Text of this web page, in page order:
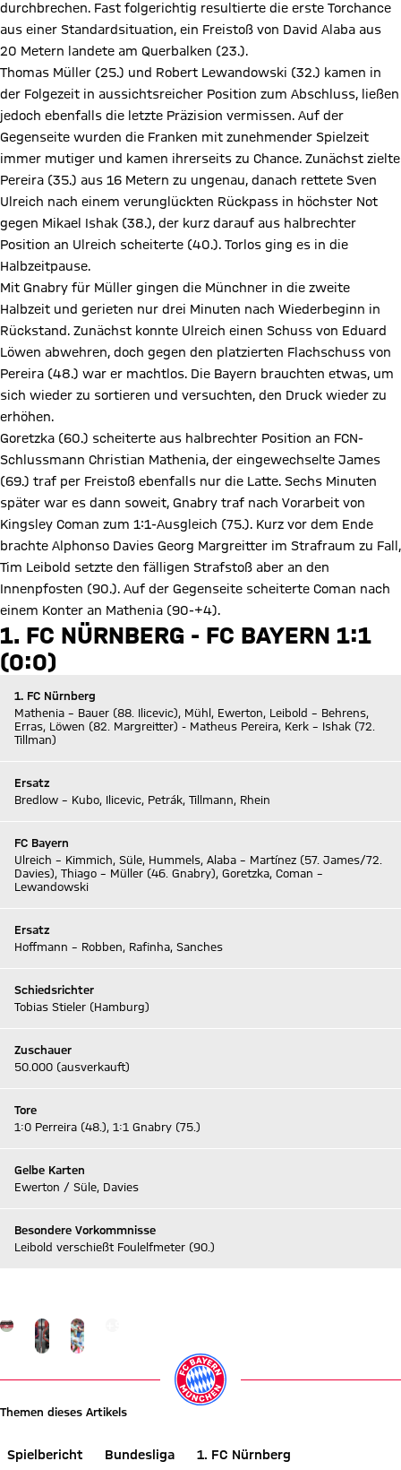
durchbrechen. Fast folgerichtig resultierte die erste Torchance
aus einer Standardsituation, ein Freistoß von David Alaba aus
20 Metern landete am Querbalken (23.).
Thomas Müller (25.) und Robert Lewandowski (32.) kamen in
der Folgezeit in aussichtsreicher Position zum Abschluss, ließen
jedoch ebenfalls die letzte Präzision vermissen. Auf der
Gegenseite wurden die Franken mit zunehmender Spielzeit
immer mutiger und kamen ihrerseits zu Chance. Zunächst zielte
Pereira (35.) aus 16 Metern zu ungenau, danach rettete Sven
Ulreich nach einem verunglückten Rückpass in höchster Not
gegen Mikael Ishak (38.), der kurz darauf aus halbrechter
Position an Ulreich scheiterte (40.). Torlos ging es in die
Halbzeitpause.
Mit Gnabry für Müller gingen die Münchner in die zweite
Halbzeit und gerieten nur drei Minuten nach Wiederbeginn in
Rückstand. Zunächst konnte Ulreich einen Schuss von Eduard
Löwen abwehren, doch gegen den platzierten Flachschuss von
Pereira (48.) war er machtlos. Die Bayern brauchten etwas, um
sich wieder zu sortieren und versuchten, den Druck wieder zu
erhöhen.
Goretzka (60.) scheiterte aus halbrechter Position an FCN-
Schlussmann Christian Mathenia, der eingewechselte James
(69.) traf per Freistoß ebenfalls nur die Latte. Sechs Minuten
später war es dann soweit, Gnabry traf nach Vorarbeit von
Kingsley Coman zum 1:1-Ausgleich (75.). Kurz vor dem Ende
brachte Alphonso Davies Georg Margreitter im Strafraum zu Fall,
Tim Leibold setzte den fälligen Strafstoß aber an den
Innenpfosten (90.). Auf der Gegenseite scheiterte Coman nach
einem Konter an Mathenia (90-+4).
1. FC NÜRNBERG - FC BAYERN 1:1
(0:0)
1. FC Nürnberg
Mathenia – Bauer (88. Ilicevic), Mühl, Ewerton, Leibold – Behrens,
Erras, Löwen (82. Margreitter) - Matheus Pereira, Kerk – Ishak (72.
Tillman)
Ersatz
Bredlow – Kubo, Ilicevic, Petrák, Tillmann, Rhein
FC Bayern
Ulreich – Kimmich, Süle, Hummels, Alaba – Martínez (57. James/72.
Davies), Thiago – Müller (46. Gnabry), Goretzka, Coman –
Lewandowski
Ersatz
Hoffmann – Robben, Rafinha, Sanches
Schiedsrichter
Tobias Stieler (Hamburg)
Zuschauer
50.000 (ausverkauft)
Tore
1:0 Perreira (48.), 1:1 Gnabry (75.)
Gelbe Karten
Ewerton / Süle, Davies
Besondere Vorkommnisse
Leibold verschießt Foulelfmeter (90.)
Gehe zu Gallerie Seite: zur Galerie
Themen dieses Artikels
Spielbericht Bundesliga
1. FC Nürnberg